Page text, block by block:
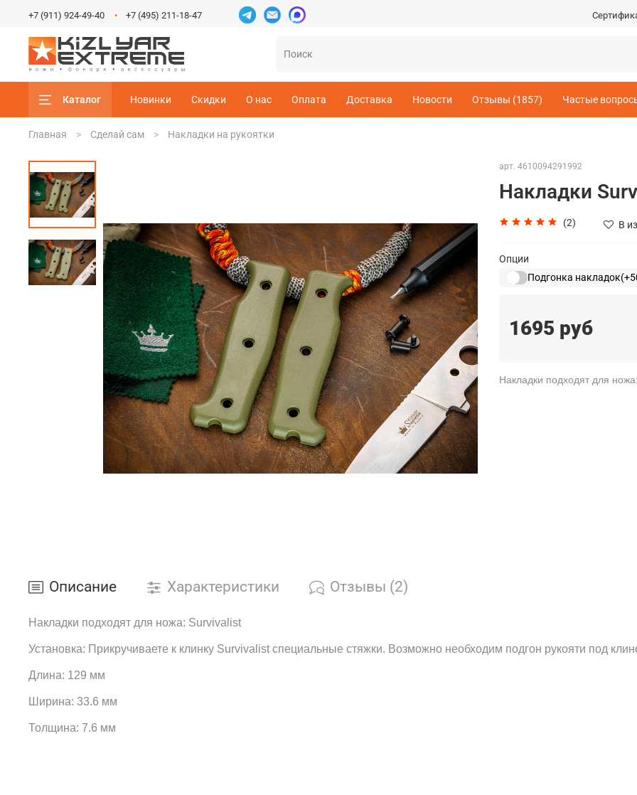
+7 (911) 924-49-40 +7 (495) 211-18-47
Каталог Новинки Скидки О нас Оплата Доставка Новости Отзывы (1857) Частые
Главная Сделай сам Накладки на рукоятки
арт. 4610094291992
Накладки
(2) В
Опции
Подгонка накладок(+
1695 руб
Накладки подходят для
Описание Характеристики Отзывы (2)
Накладки подходят для ножа: Survivalist
Установка: Прикручиваете к клинку Survivalist специальные стяжки. Возможно необходим подгон рукояти под
Длина: 129 мм
Ширина: 33.6 мм
Толщина: 7.6 мм